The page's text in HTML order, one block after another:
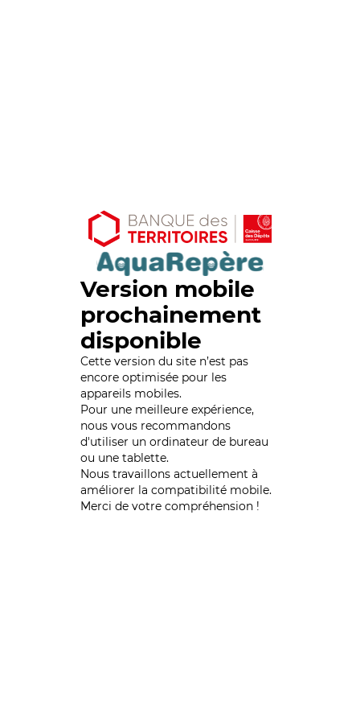
Version mobile
prochainement
disponible
Cette version du site n’est pas
encore optimisée pour les
appareils mobiles.
Pour une meilleure expérience,
nous vous recommandons
d'utiliser un ordinateur de bureau
ou une tablette.
Nous travaillons actuellement à
améliorer la compatibilité mobile.
Merci de votre compréhension !